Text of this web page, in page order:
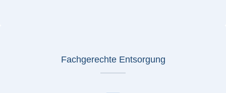
Fachgerechte Entsorgung